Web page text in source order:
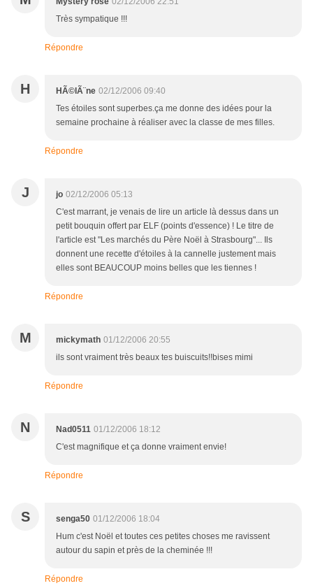
Très sympatique !!!
Répondre
H HÃ©lÃ¨ne 02/12/2006 09:40
Tes étoiles sont superbes.ça me donne des idées pour la
semaine prochaine à réaliser avec la classe de mes filles.
Répondre
J jo 02/12/2006 05:13
C'est marrant, je venais de lire un article là dessus dans un
petit bouquin offert par ELF (points d'essence) ! Le titre de
l'article est "Les marchés du Père Noël à Strasbourg"... Ils
donnent une recette d'étoiles à la cannelle justement mais
elles sont BEAUCOUP moins belles que les tiennes !
Répondre
M mickymath 01/12/2006 20:55
ils sont vraiment très beaux tes buiscuits!!bises mimi
Répondre
N Nad0511 01/12/2006 18:12
C'est magnifique et ça donne vraiment envie!
Répondre
S senga50 01/12/2006 18:04
Hum c'est Noël et toutes ces petites choses me ravissent
autour du sapin et près de la cheminée !!!
Répondre